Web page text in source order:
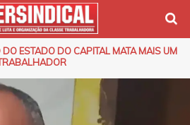
ESTADO DO CAPITAL MATA MAIS UM